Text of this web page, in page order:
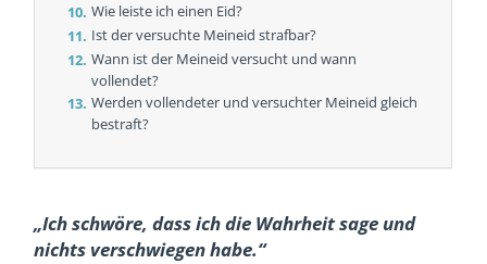
Wie leiste ich einen Eid?
Ist der versuchte Meineid strafbar?
Wann ist der Meineid versucht und wann
vollendet?
Werden vollendeter und versuchter Meineid gleich
bestraft?
„Ich schwöre, dass ich die Wahrheit sage und
nichts verschwiegen habe.“